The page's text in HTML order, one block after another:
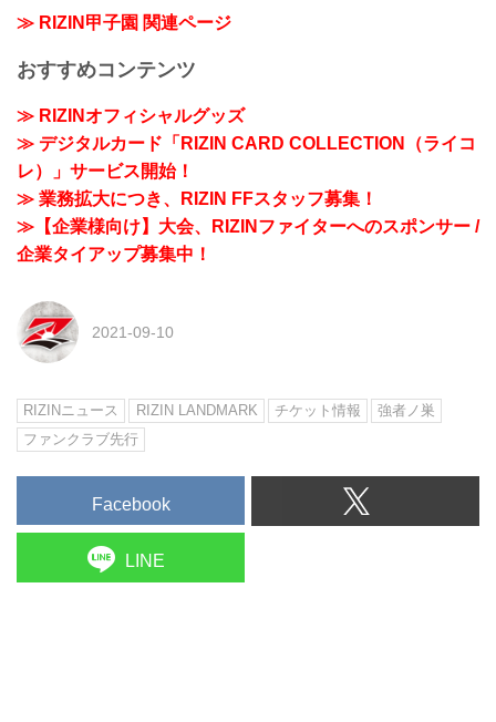
≫ RIZIN甲子園 関連ページ
おすすめコンテンツ
≫ RIZINオフィシャルグッズ
≫ デジタルカード「RIZIN CARD COLLECTION（ライコ
レ）」サービス開始！
≫ 業務拡大につき、RIZIN FFスタッフ募集！
≫【企業様向け】大会、RIZINファイターへのスポンサー /
企業タイアップ募集中！
2021-09-10
RIZINニュース RIZIN LANDMARK チケット情報
強者ノ巣
ファンクラブ先行
Facebook
LINE